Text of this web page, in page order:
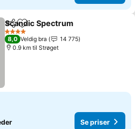
Del Legg til i favoritter
Scandic Spectrum
4 Stjerner
8,0 Veldig bra
14 775
0.9 km til Strøget
Se priser